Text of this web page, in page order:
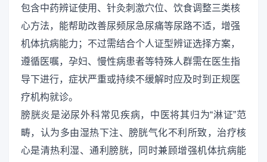
包含中药辨证使用、针灸刺激穴位、饮食调整三类核
心方法，能帮助改善尿频尿急尿痛等尿路不适，增强
机体抗病能力；不过需结合个人证型辨证选择方案，
遵循医嘱，孕妇、慢性病患者等特殊人群需在医生指
导下进行，症状严重或持续不缓解时应及时到正规医
疗机构就诊。
膀胱炎是泌尿外科常见疾病，中医将其归为“淋证”范
畴，认为多由湿热下注、膀胱气化不利所致，治疗核
心是清热利湿、通利膀胱，同时兼顾增强机体抗病能